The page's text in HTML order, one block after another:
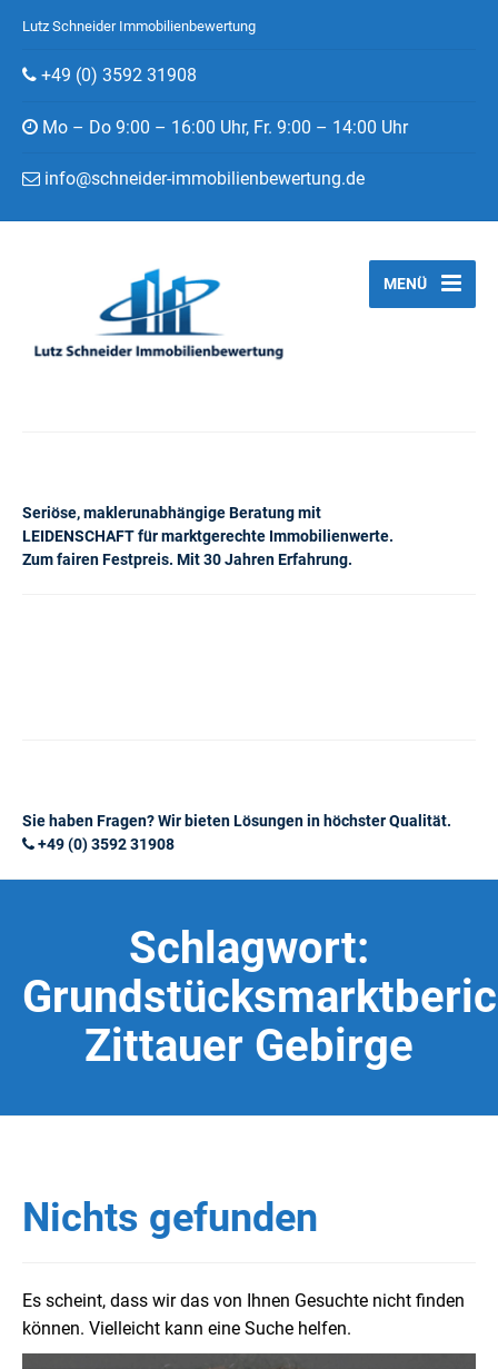
Lutz Schneider Immobilienbewertung
+49 (0) 3592 31908
Mo – Do 9:00 – 16:00 Uhr, Fr. 9:00 – 14:00 Uhr
info@schneider-immobilienbewertung.de
Seriöse, maklerunabhängige Beratung mit
LEIDENSCHAFT für marktgerechte Immobilienwerte.
Zum fairen Festpreis. Mit 30 Jahren Erfahrung.
MENÜ
Sie haben Fragen? Wir bieten Lösungen in höchster Qualität.
+49 (0) 3592 31908
Schlagwort:
Zittauer Gebirge
Nichts gefunden
Es scheint, dass wir das von Ihnen Gesuchte nicht finden
können. Vielleicht kann eine Suche helfen.